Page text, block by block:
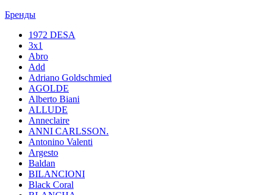
Бренды
1972 DESA
3x1
Abro
Add
Adriano Goldschmied
AGOLDE
Alberto Biani
ALLUDE
Anneclaire
ANNI CARLSSON.
Antonino Valenti
Argesto
Baldan
BILANCIONI
Black Coral